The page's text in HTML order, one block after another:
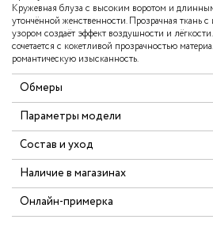
Кружевная блуза с высоким воротом и
утончённой женственности. Прозрачная ткань
узором создаёт эффект воздушности и
сочетается с кокетливой прозрачностью
романтическую изысканность.
Обмеры
Параметры модели
Состав и уход
Наличие в магазинах
Онлайн-примерка